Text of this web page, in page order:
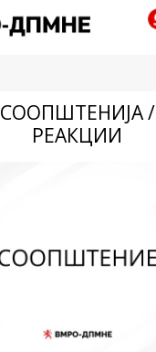
СООПШТЕНИЈА /
РЕАКЦИИ